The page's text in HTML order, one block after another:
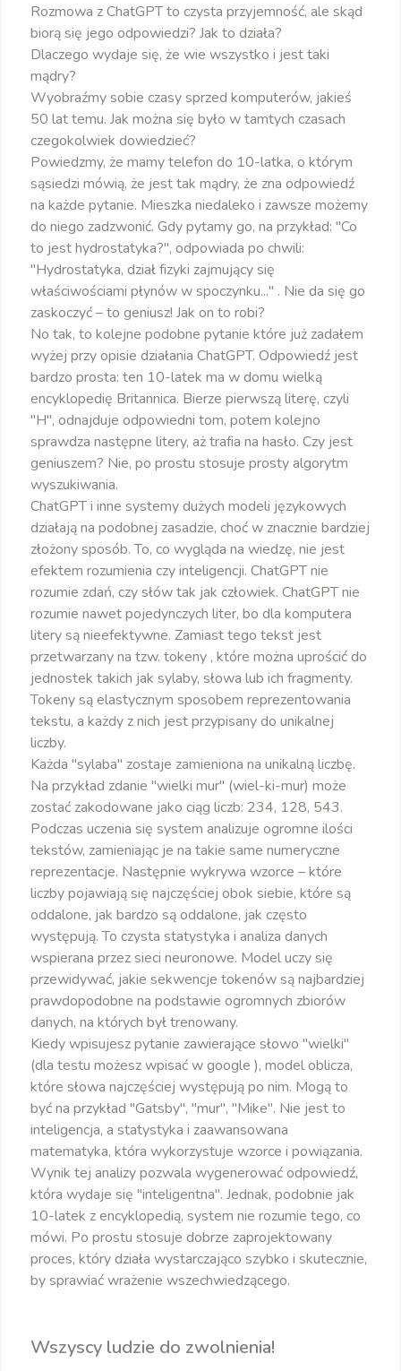
Rozmowa z ChatGPT to czysta przyjemność, ale skąd
biorą się jego odpowiedzi? Jak to działa?
Dlaczego wydaje się, że wie wszystko i jest taki
mądry?
Wyobraźmy sobie czasy sprzed komputerów, jakieś
50 lat temu. Jak można się było w tamtych czasach
czegokolwiek dowiedzieć?
Powiedzmy, że mamy telefon do 10-latka, o którym
sąsiedzi mówią, że jest tak mądry, że zna odpowiedź
na każde pytanie. Mieszka niedaleko i zawsze możemy
do niego zadzwonić. Gdy pytamy go, na przykład: "Co
to jest hydrostatyka?", odpowiada po chwili:
"Hydrostatyka, dział fizyki zajmujący się
właściwościami płynów w spoczynku..." . Nie da się go
zaskoczyć – to geniusz! Jak on to robi?
No tak, to kolejne podobne pytanie które już zadałem
wyżej przy opisie działania ChatGPT. Odpowiedź jest
bardzo prosta: ten 10-latek ma w domu wielką
encyklopedię Britannica. Bierze pierwszą literę, czyli
"H", odnajduje odpowiedni tom, potem kolejno
sprawdza następne litery, aż trafia na hasło. Czy jest
geniuszem? Nie, po prostu stosuje prosty algorytm
wyszukiwania.
ChatGPT i inne systemy dużych modeli językowych
działają na podobnej zasadzie, choć w znacznie bardziej
złożony sposób. To, co wygląda na wiedzę, nie jest
efektem rozumienia czy inteligencji. ChatGPT nie
rozumie zdań, czy słów tak jak człowiek. ChatGPT nie
rozumie nawet pojedynczych liter, bo dla komputera
litery są nieefektywne. Zamiast tego tekst jest
przetwarzany na tzw. tokeny , które można uprościć do
jednostek takich jak sylaby, słowa lub ich fragmenty.
Tokeny są elastycznym sposobem reprezentowania
tekstu, a każdy z nich jest przypisany do unikalnej
liczby.
Każda "sylaba" zostaje zamieniona na unikalną liczbę.
Na przykład zdanie "wielki mur" (wiel-ki-mur) może
zostać zakodowane jako ciąg liczb: 234, 128, 543.
Podczas uczenia się system analizuje ogromne ilości
tekstów, zamieniając je na takie same numeryczne
reprezentacje. Następnie wykrywa wzorce – które
liczby pojawiają się najczęściej obok siebie, które są
oddalone, jak bardzo są oddalone, jak często
występują. To czysta statystyka i analiza danych
wspierana przez sieci neuronowe. Model uczy się
przewidywać, jakie sekwencje tokenów są najbardziej
prawdopodobne na podstawie ogromnych zbiorów
danych, na których był trenowany.
Kiedy wpisujesz pytanie zawierające słowo "wielki"
(dla testu możesz wpisać w google ), model oblicza,
które słowa najczęściej występują po nim. Mogą to
być na przykład "Gatsby", "mur", "Mike". Nie jest to
inteligencja, a statystyka i zaawansowana
matematyka, która wykorzystuje wzorce i powiązania.
Wynik tej analizy pozwala wygenerować odpowiedź,
która wydaje się "inteligentna". Jednak, podobnie jak
10-latek z encyklopedią, system nie rozumie tego, co
mówi. Po prostu stosuje dobrze zaprojektowany
proces, który działa wystarczająco szybko i skutecznie,
by sprawiać wrażenie wszechwiedzącego.
Wszyscy ludzie do zwolnienia!